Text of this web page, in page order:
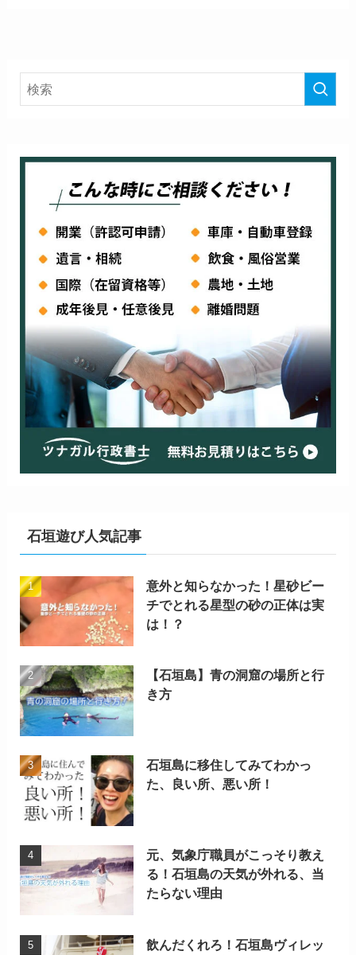
石垣遊び人気記事
意外と知らなかった！星砂ビー
チでとれる星型の砂の正体は実
は！？
【石垣島】青の洞窟の場所と行
き方
石垣島に移住してみてわかっ
た、良い所、悪い所！
元、気象庁職員がこっそり教え
る！石垣島の天気が外れる、当
たらない理由
飲んだくれろ！石垣島ヴィレッ